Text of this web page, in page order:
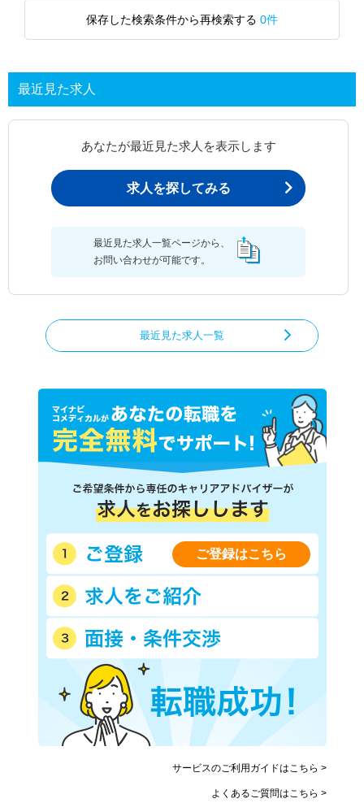
保存した検索条件から再検索する 0件
最近見た求人
あなたが最近見た求人を表示します
求人を探してみる
最近見た求人一覧ページから、
お問い合わせが可能です。
最近見た求人一覧
ご登録はこちら
サービスのご利用ガイドはこちら >
よくあるご質問はこちら >